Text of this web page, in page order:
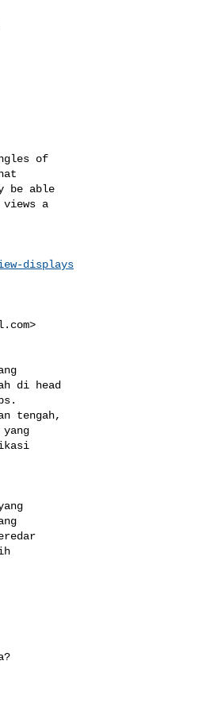
of
be able
a
displays
>
di head
tengah,